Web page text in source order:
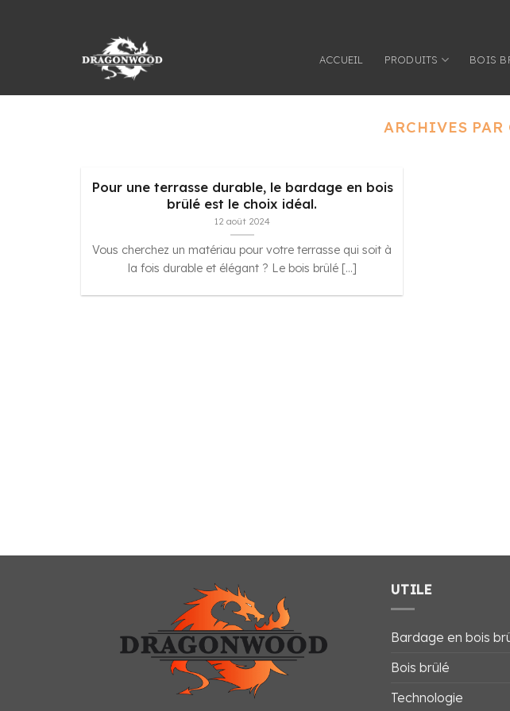
ACCUEIL PRODUITS BOIS
ARCHIVES PAR
Pour une terrasse durable, le bardage en bois
brûlé est le choix idéal.
12 août 2024
Vous cherchez un matériau pour votre terrasse qui soit à
la fois durable et élégant ? Le bois brûlé [...]
UTILE
Bardage en bois
Bois brûlé
Technologie